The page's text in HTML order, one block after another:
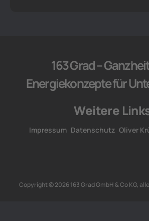
163 Grad –
Energiekonzepte für
Weitere
Impressum Datenschutz Oliver
Copyright © 2026 163 Grad GmbH & Co KG,